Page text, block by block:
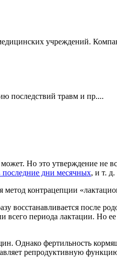
учреждений.
последствий травм и пр....
Но это утверждение не
дни месячных, и т. д.
метод контрацепции
восстанавливается после
периода лактации. Но ее
Однако фертильность
репродуктивную